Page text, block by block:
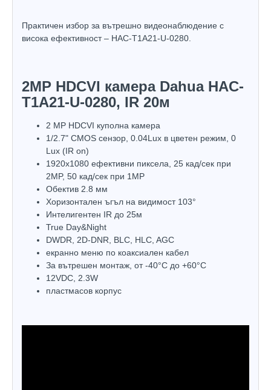
Практичен избор за вътрешно видеонаблюдение с
висока ефективност – HAC-T1A21-U-0280.
2MP HDCVI камера Dahua HAC-
T1A21-U-0280, IR 20м
2 MP HDCVI куполна камера
1/2.7" CMOS сензор, 0.04Lux в цветен режим, 0
Lux (IR on)
1920х1080 ефективни пиксела, 25 кад/сек при
2MP, 50 кад/сек при 1MP
Обектив 2.8 мм
Хоризонтален ъгъл на видимост 103°
Интелигентен IR до 25м
True Day&Night
DWDR, 2D-DNR, BLC, HLC, AGC
екранно меню по коаксиален кабел
За вътрешен монтаж, oт -40°С до +60°С
12VDC, 2.3W
пластмасов корпус